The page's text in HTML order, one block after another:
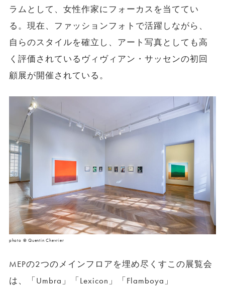
ラムとして、女性作家にフォーカスを当ててい
る。現在、ファッションフォトで活躍しながら、
自らのスタイルを確立し、アート写真としても高
く評価されているヴィヴィアン・サッセンの初回
顧展が開催されている。
photo © Quentin Chevrier
MEPの2つのメインフロアを埋め尽くすこの展覧会
は、「Umbra」「Lexicon」「Flamboya」